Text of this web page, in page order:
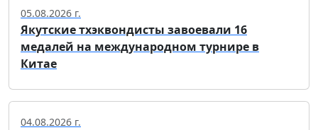
05.08.2026 г.
Якутские тхэквондисты завоевали 16
медалей на международном турнире в
Китае
04.08.2026 г.